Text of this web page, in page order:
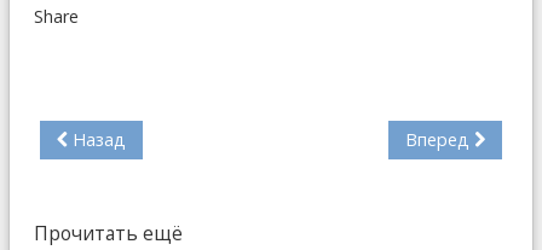
Share
Назад Вперед
Прочитать ещё